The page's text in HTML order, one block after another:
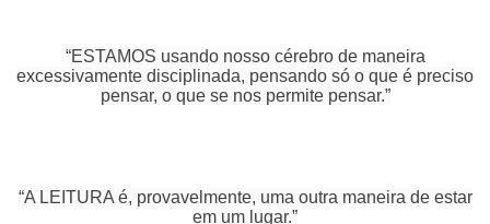
“ESTAMOS usando nosso cérebro de maneira
excessivamente disciplinada, pensando só o que é preciso
pensar, o que se nos permite pensar.”
“A LEITURA é, provavelmente, uma outra maneira de estar
em um lugar.”